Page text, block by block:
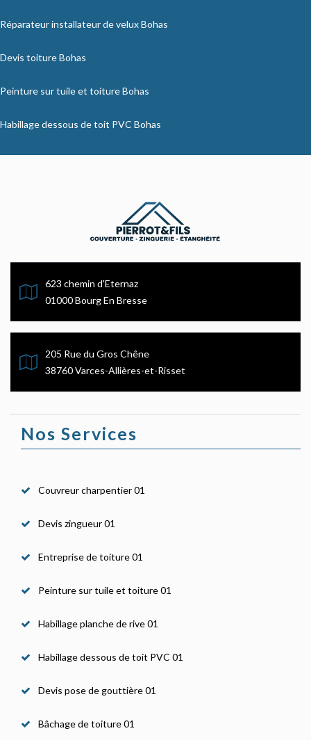
Réparateur installateur de velux Bohas
Devis toiture Bohas
Peinture sur tuile et toiture Bohas
Habillage dessous de toit PVC Bohas
623 chemin d'Eternaz
01000 Bourg En Bresse
205 Rue du Gros Chêne
38760 Varces-Allières-et-Risset
Nos Services
Couvreur charpentier 01
Devis zingueur 01
Entreprise de toiture 01
Peinture sur tuile et toiture 01
Habillage planche de rive 01
Habillage dessous de toit PVC 01
Devis pose de gouttière 01
Bâchage de toiture 01